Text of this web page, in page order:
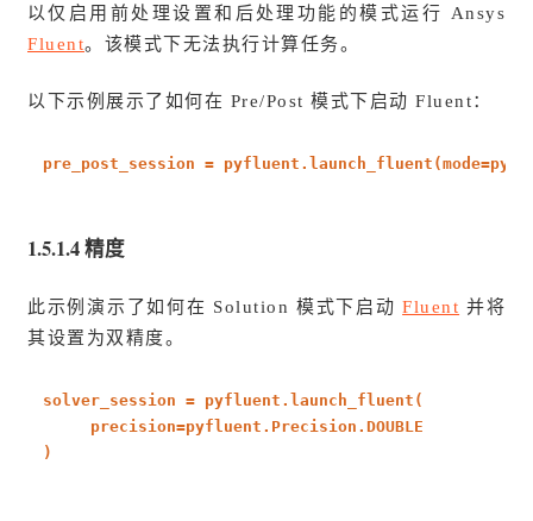
以仅启用前处理设置和后处理功能的模式运行 Ansys
Fluent。该模式下无法执行计算任务。
以下示例展示了如何在 Pre/Post 模式下启动 Fluent：
pre_post_session =
1.5.1.4 精度
此示例演示了如何在 Solution 模式下启动Fluent 并将
其设置为双精度。
solver_session = pyfluent.launch_fluent(
precision=pyfluent.Precision.DOUBLE
)